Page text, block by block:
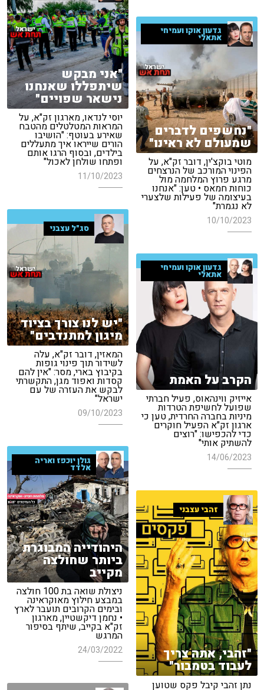
"אני מבקש
שיתפללו שאנחנו
נישאר שפויים"
יוסי לנדאו, מארגון זק"א, על
המראות המטלטלים מהטבח
שאירע בעוטף: "הושיבו
הורים שייראו איך מתעללים
בילדים, ובסוף הרגו אותם
ופתחו שולחן לאכול"
11/10/2023
גדעון אוקו ועמיחי
אתאלי
"נחשפים לדברים
שמעולם לא ראינו"
מוטי בוקצ'ין, דובר זק"א, על
הפינוי המורכב של הנרצחים
מרגע פרוץ המלחמה מול
כוחות חמאס • טען: "אנחנו
בעיצומה של פעילות שלצערי
לא נגמרת"
10/10/2023
סג"ל עצבני
"יש לנו צורך בציוד
מיגון למתנדבים"
המאזין, דובר זק"א, עלה
לשידור תוך פינוי גופות
בקיבוץ בארי, מסר: "אין להם
קסדות ואפוד מגן, התקשרתי
לבקש את העזרה של עם
ישראל"
09/10/2023
גדעון אוקו ועמיחי
אתאלי
הקרב על האמת
אייזיק ווינהאוס, פעיל חברתי
שפועל לחשיפת הטרדות
מיניות בחברה החרדית, טען כי
ארגון זק"א הפעיל חוקרים
כדי להכפישו: "רוצים
להשתיק אותי"
14/06/2023 גולן יוכפז ואריה
אלדד
היהודייה המבוגרת
ביותר שחולצה
מקייב
ניצולת שואה בת 100 חולצה
במבצע חילוץ מאוקראינה
ובימים הקרובים תועבר לארץ
• נחמן דיקשטיין, מארגון
זק"א בקייב, שיתף בסיפור
המרגש
24/03/2022
זהבי עצבני
"זהבי, אתה צריך
לעבוד בטמבור"
נתן זהבי קיבל פקס שטוען